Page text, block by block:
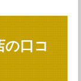
の口コ